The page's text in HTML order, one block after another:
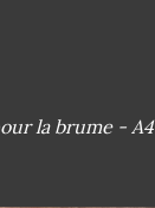
la brume - A4